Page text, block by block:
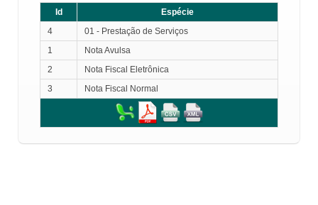
Id
Espécie
4
01 - Prestação de Serviços
1
Nota Avulsa
2
Nota Fiscal Eletrônica
3
Nota Fiscal Normal